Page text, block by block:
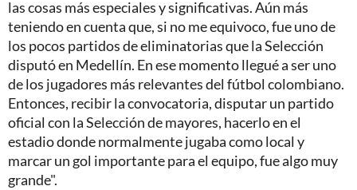
las cosas más especiales y significativas. Aún más
teniendo en cuenta que, si no me equivoco, fue uno de
los pocos partidos de eliminatorias que la Selección
disputó en Medellín. En ese momento llegué a ser uno
de los jugadores más relevantes del fútbol colombiano.
Entonces, recibir la convocatoria, disputar un partido
oficial con la Selección de mayores, hacerlo en el
estadio donde normalmente jugaba como local y
marcar un gol importante para el equipo, fue algo muy
grande".